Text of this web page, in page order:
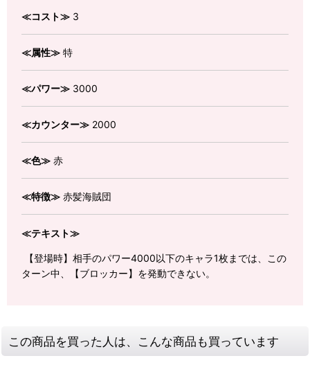
≪コスト≫ 3
≪属性≫ 特
≪パワー≫ 3000
≪カウンター≫ 2000
≪色≫ 赤
≪特徴≫ 赤髪海賊団
≪テキスト≫
【登場時】相手のパワー4000以下のキャラ1枚までは、この
ターン中、【ブロッカー】を発動できない。
この商品を買った人は、こんな商品も買っています